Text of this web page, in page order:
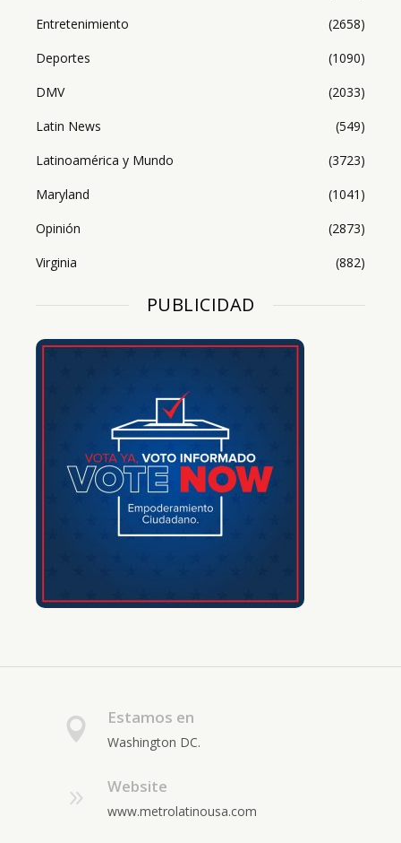
Entretenimiento
(2658)
Deportes
(1090)
DMV
(2033)
Latin News
(549)
Latinoamérica y Mundo
(3723)
Maryland
(1041)
Opinión
(2873)
Virginia
(882)
PUBLICIDAD
Estamos en
Washington DC.
Website
www.metrolatinousa.com